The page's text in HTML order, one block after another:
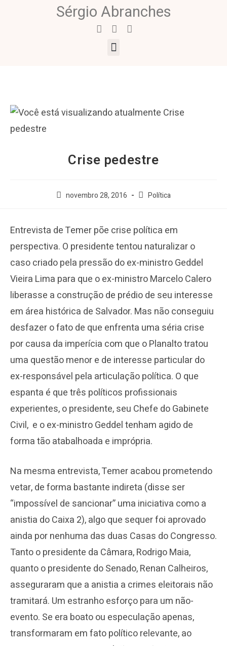
Sérgio Abranches
Crise pedestre
novembro 28, 2016 Política
Entrevista de Temer põe crise política em
perspectiva. O presidente tentou naturalizar o
caso criado pela pressão do ex-ministro Geddel
Vieira Lima para que o ex-ministro Marcelo Calero
liberasse a construção de prédio de seu interesse
em área histórica de Salvador. Mas não conseguiu
desfazer o fato de que enfrenta uma séria crise
por causa da imperícia com que o Planalto tratou
uma questão menor e de interesse particular do
ex-responsável pela articulação política. O que
espanta é que três políticos profissionais
experientes, o presidente, seu Chefe do Gabinete
Civil, e o ex-ministro Geddel tenham agido de
forma tão atabalhoada e imprópria.
Na mesma entrevista, Temer acabou prometendo
vetar, de forma bastante indireta (disse ser
“impossível de sancionar” uma iniciativa como a
anistia do Caixa 2), algo que sequer foi aprovado
ainda por nenhuma das duas Casas do Congresso.
Tanto o presidente da Câmara, Rodrigo Maia,
quanto o presidente do Senado, Renan Calheiros,
asseguraram que a anistia a crimes eleitorais não
tramitará. Um estranho esforço para um não-
evento. Se era boato ou especulação apenas,
transformaram em fato político relevante, ao